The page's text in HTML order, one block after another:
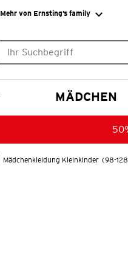
Mehr von Ernsting’s family
MÄDCHEN
Mädchenkleidung Kleinkinder (98-